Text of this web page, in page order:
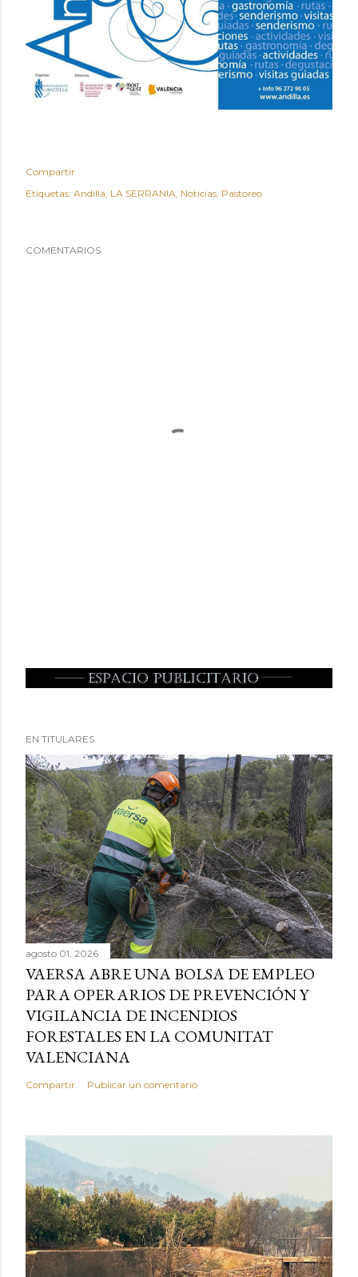
Compartir
Etiquetas: Andilla LA SERRANIA Noticias Pastoreo
COMENTARIOS
EN TITULARES
agosto 01, 2026
VAERSA ABRE UNA BOLSA DE EMPLEO
PARA OPERARIOS DE PREVENCIÓN Y
VIGILANCIA DE INCENDIOS
FORESTALES EN LA COMUNITAT
VALENCIANA
Compartir Publicar un comentario